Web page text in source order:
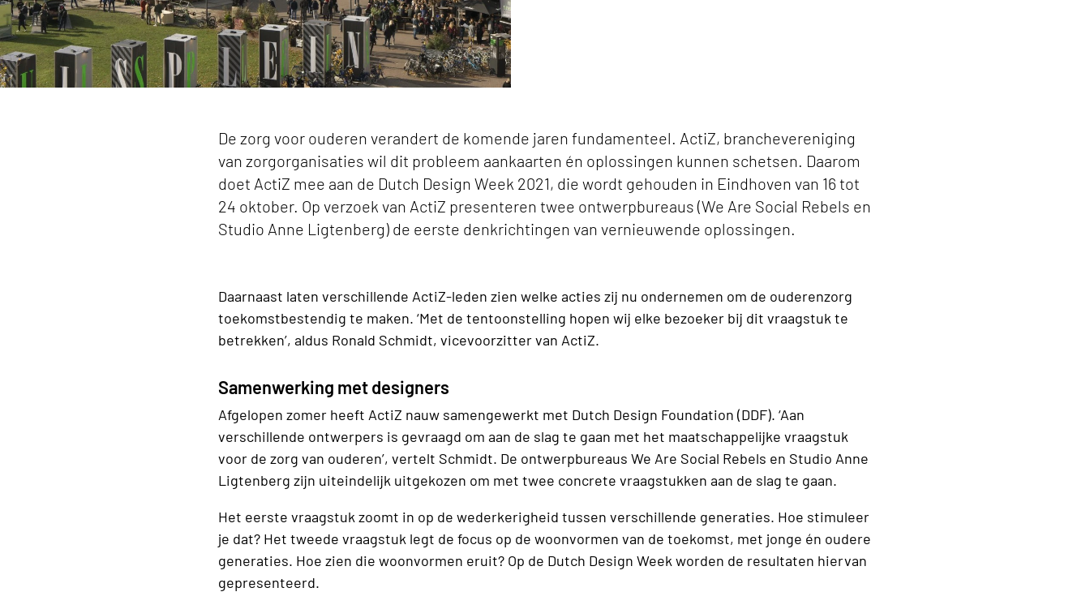
De zorg voor ouderen verandert de komende jaren fundamenteel. ActiZ, branchevereniging
van zorgorganisaties wil dit probleem aankaarten én oplossingen kunnen schetsen. Daarom
doet ActiZ mee aan de Dutch Design Week 2021, die wordt gehouden in Eindhoven van 16 tot
24 oktober. Op verzoek van ActiZ presenteren twee ontwerpbureaus (We Are Social Rebels en
Studio Anne Ligtenberg) de eerste denkrichtingen van vernieuwende oplossingen.
Daarnaast laten verschillende ActiZ-leden zien welke acties zij nu ondernemen om de ouderenzorg
toekomstbestendig te maken. ‘Met de tentoonstelling hopen wij elke bezoeker bij dit vraagstuk te
betrekken’, aldus Ronald Schmidt, vicevoorzitter van ActiZ.
Samenwerking met designers
Afgelopen zomer heeft ActiZ nauw samengewerkt met Dutch Design Foundation (DDF). ‘Aan
verschillende ontwerpers is gevraagd om aan de slag te gaan met het maatschappelijke vraagstuk
voor de zorg van ouderen’, vertelt Schmidt. De ontwerpbureaus We Are Social Rebels en Studio Anne
Ligtenberg zijn uiteindelijk uitgekozen om met twee concrete vraagstukken aan de slag te gaan.
Het eerste vraagstuk zoomt in op de wederkerigheid tussen verschillende generaties. Hoe stimuleer
je dat? Het tweede vraagstuk legt de focus op de woonvormen van de toekomst, met jonge én oudere
generaties. Hoe zien die woonvormen eruit? Op de Dutch Design Week worden de resultaten hiervan
gepresenteerd.